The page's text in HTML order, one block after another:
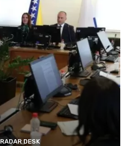
RADAR DESK